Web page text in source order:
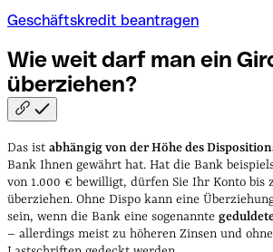
Geschäftskredit beantragen
Wie weit darf man ein
überziehen?
Das ist abhängig von der Höhe des
Bank Ihnen gewährt hat. Hat die Bank
von 1.000 € bewilligt, dürfen Sie Ihr Konto bis
überziehen. Ohne Dispo kann eine
sein, wenn die Bank eine sogenannte
– allerdings meist zu höheren Zinsen und